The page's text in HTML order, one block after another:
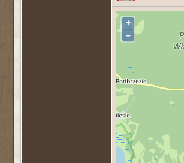
+
–